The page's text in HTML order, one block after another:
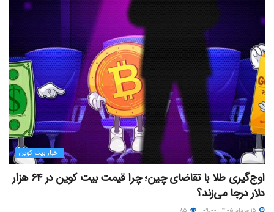
اخبار بیت کوین
اوج‌گیری طلا با تقاضای چین؛ چرا قیمت بیت کوین در ۶۴ هزار
دلار درجا می‌زند؟